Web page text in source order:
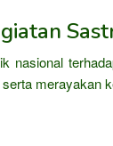
nasional
merayakan